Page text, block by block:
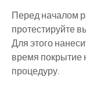
Перед началом
протестируйте
Для этого
время покрытие
процедуру.